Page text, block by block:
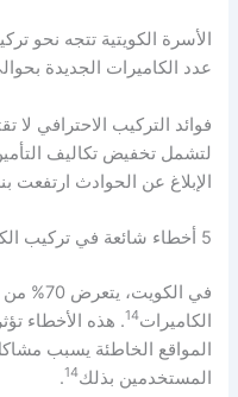
الأسرة الكويتية تتجه نحو
عدد الكاميرات الجديدة بحوالي 10,000
فوائد التركيب الاحترافي
الإبلاغ عن الحوادث ارتفعت بنسبة 25% بعد تركيب هذه
5 أخطاء شائعة في تركيب الكاميرات وكيف تتجنبها بالكويت
في
الكاميرات14. هذه الأخطاء
المستخدمين بذلك14
.